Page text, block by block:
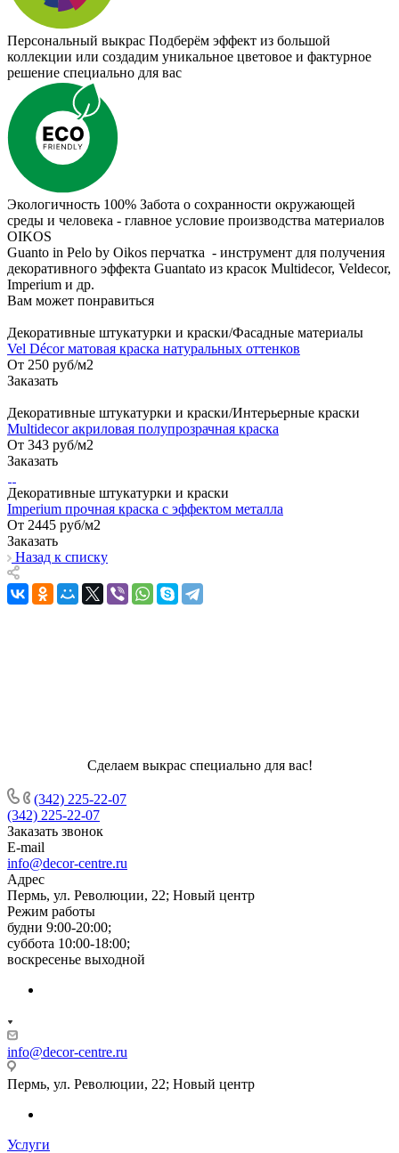
Персональный выкрас Подберём эффект из большой
коллекции или создадим уникальное цветовое и фактурное
решение специально для вас
Экологичность 100% Забота о сохранности окружающей
среды и человека - главное условие производства материалов
OIKOS
Guanto in Pelo by Oikos перчатка - инструмент для получения
декоративного эффекта Guantato из красок Multidecor, Veldecor,
Imperium и др.
Вам может понравиться
Декоративные штукатурки и краски/Фасадные материалы
Vel Décor матовая краска натуральных оттенков
От 250 руб/м2
Заказать
Декоративные штукатурки и краски/Интерьерные краски
Multidecor акриловая полупрозрачная краска
От 343 руб/м2
Заказать
Декоративные штукатурки и краски
Imperium прочная краска с эффектом металла
От 2445 руб/м2
Заказать
Назад к списку
Сделаем выкрас специально для вас!
(342) 225-22-07
(342) 225-22-07
Заказать звонок
E-mail
info@decor-centre.ru
Адрес
Пермь, ул. Революции, 22; Новый центр
Режим работы
будни 9:00-20:00;
суббота 10:00-18:00;
воскресенье выходной
info@decor-centre.ru
Пермь, ул. Революции, 22; Новый центр
Услуги